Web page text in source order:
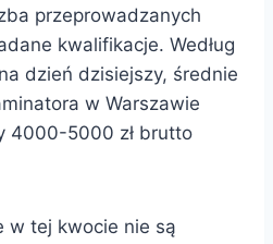
przeprowadzanych
kwalifikacje. Według
dzień dzisiejszy, średnie
w Warszawie
4000-5000 zł brutto
w tej kwocie nie są